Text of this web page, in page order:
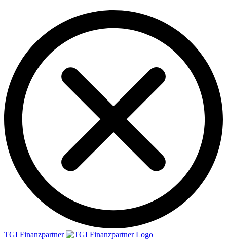
TGI Finanzpartner